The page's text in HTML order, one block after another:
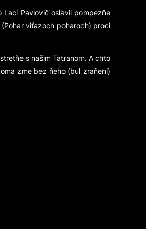
Pavlovič oslavil pompezňe
viťazoch poharoch) proci
s našim Tatranom. A chto
zme bez ňeho (bul zraňeni)